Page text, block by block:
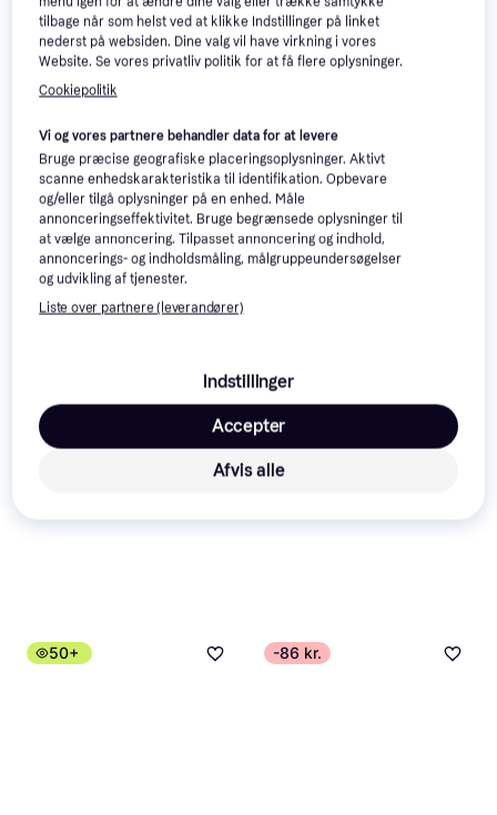
Sony PlayStation Portal
4.1
Trådløs Øvrig controller til
1.780 kr.
Eller 3 betalinger af 593 kr.
9+ butikker
Wireless Controller –
Midnight Black
Trådløs Gamepad til PC, iOS,
Android, PlayStation 5, Mac,
Mobiltelefon
519 kr.
Eller 3 betalinger af 173 kr.
9+ butikker
50+ -86 kr.
tilbage når som helst ved at klikke Indstillinger på linket
nederst på websiden. Dine valg vil have virkning i vores
Website. Se vores privatliv politik for at få flere oplysninger.
Cookiepolitik
Vi og vores partnere behandler data for at levere
Bruge præcise geografiske placeringsoplysninger. Aktivt
scanne enhedskarakteristika til identifikation. Opbevare
og/eller tilgå oplysninger på en enhed. Måle
annonceringseffektivitet. Bruge begrænsede oplysninger til
at vælge annoncering. Tilpasset annoncering og indhold,
annoncerings- og indholdsmåling, målgruppeundersøgelser
og udvikling af tjenester.
Liste over partnere (leverandører)
Indstillinger
Afvis alle
Accepter